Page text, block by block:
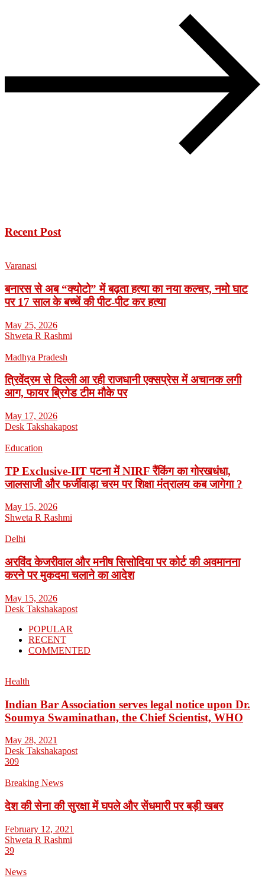
Recent Post
Varanasi
बनारस से अब “क्योटो” में बढ़ता हत्या का नया कल्चर, नमो घाट
पर 17 साल के बच्चें की पीट-पीट कर हत्या
May 25, 2026
Shweta R Rashmi
Madhya Pradesh
त्रिवेंद्रम से दिल्ली आ रही राजधानी एक्सप्रेस में अचानक लगी
आग, फायर ब्रिगेड टीम मौके पर
May 17, 2026
Desk Takshakapost
Education
TP Exclusive-IIT पटना में NIRF रैंकिंग का गोरखधंधा,
जालसाजी और फर्जीवाड़ा चरम पर शिक्षा मंत्रालय कब जागेगा ?
May 15, 2026
Shweta R Rashmi
Delhi
अरविंद केजरीवाल और मनीष सिसोदिया पर कोर्ट की अवमानना
करने पर मुकदमा चलाने का आदेश
May 15, 2026
Desk Takshakapost
POPULAR
RECENT
COMMENTED
Health
Indian Bar Association serves legal notice upon Dr.
Soumya Swaminathan, the Chief Scientist, WHO
May 28, 2021
Desk Takshakapost
309
Breaking News
देश की सेना की सुरक्षा में घपले और सेंधमारी पर बड़ी खबर
February 12, 2021
Shweta R Rashmi
39
News